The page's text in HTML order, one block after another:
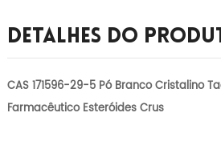
Detalhes Do
CAS 171596-29-5 Pó Branco Cristalino
Farmacêutico Esteróides Crus